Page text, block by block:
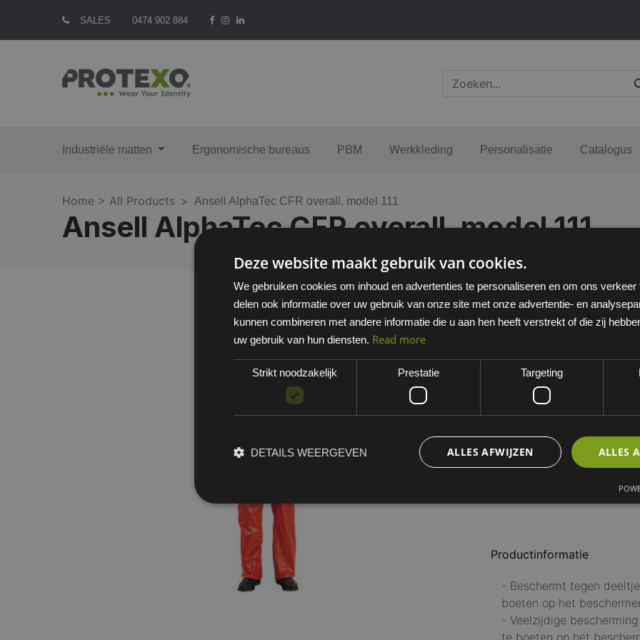
SALES 0474 902 884
Industriële matten Ergonomische bureaus PBM Werkkleding Personalisatie Catalogus
Home > All Products Ansell AlphaTec CFR overall, model 111
Ansell AlphaTec CFR overall, model 111
EAN: 5013756057018
Minimum bestelhoeveelheid: 1
S M L XL
Productinformatie
- Beschermt tegen
boeten op het
- Veelzijdige
te boeten op het
Deze website maakt gebruik van cookies.
We gebruiken cookies om inhoud en advertenties te personaliseren en om ons
delen ook informatie over uw gebruik van onze site met onze advertentie- en
kunnen combineren met andere informatie die u aan hen heeft verstrekt of die zij
uw gebruik van hun diensten. Read more
Strikt noodzakelijk Prestatie Targeting
ALLES
ALLES AFWIJZEN
DETAILS WEERGEVEN